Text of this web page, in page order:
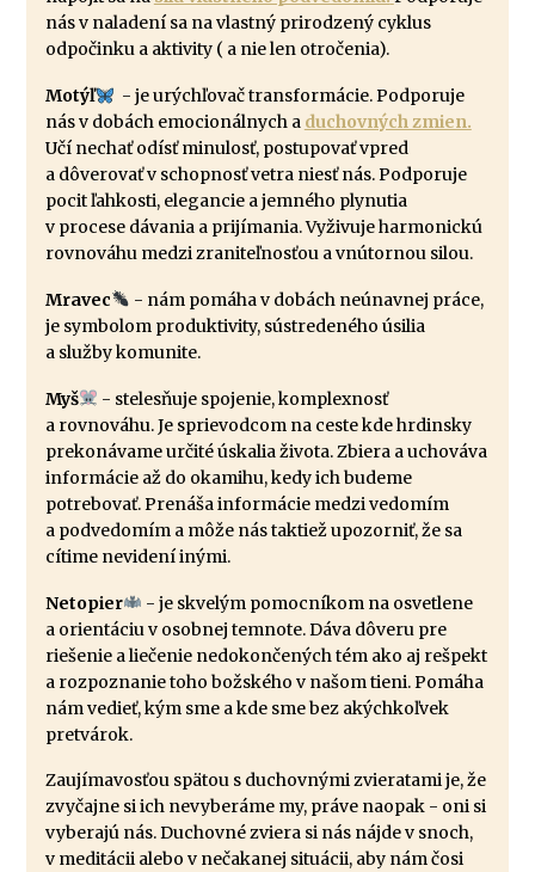
nás v naladení sa na vlastný prirodzený cyklus
odpočinku a aktivity ( a nie len otročenia).
Motýľ
- je urýchľovač transformácie. Podporuje
nás v dobách emocionálnych a duchovných zmien.
Učí nechať odísť minulosť, postupovať vpred
a dôverovať v schopnosť vetra niesť nás. Podporuje
pocit ľahkosti, elegancie a jemného plynutia
v procese dávania a prijímania. Vyživuje harmonickú
rovnováhu medzi zraniteľnosťou a vnútornou silou.
Mravec
- nám pomáha v dobách neúnavnej práce,
je symbolom produktivity, sústredeného úsilia
a služby komunite.
Myš
- stelesňuje spojenie, komplexnosť
a rovnováhu. Je sprievodcom na ceste kde hrdinsky
prekonávame určité úskalia života. Zbiera a uchováva
informácie až do okamihu, kedy ich budeme
potrebovať. Prenáša informácie medzi vedomím
a podvedomím a môže nás taktiež upozorniť, že sa
cítime nevidení inými.
Netopier
- je skvelým pomocníkom na osvetlene
a orientáciu v osobnej temnote. Dáva dôveru pre
riešenie a liečenie nedokončených tém ako aj rešpekt
a rozpoznanie toho božského v našom tieni. Pomáha
nám vedieť, kým sme a kde sme bez akýchkoľvek
pretvárok.
Zaujímavosťou spätou s duchovnými zvieratami je, že
zvyčajne si ich nevyberáme my, práve naopak - oni si
vyberajú nás. Duchovné zviera si nás nájde v snoch,
v meditácii alebo v nečakanej situácii, aby nám čosi